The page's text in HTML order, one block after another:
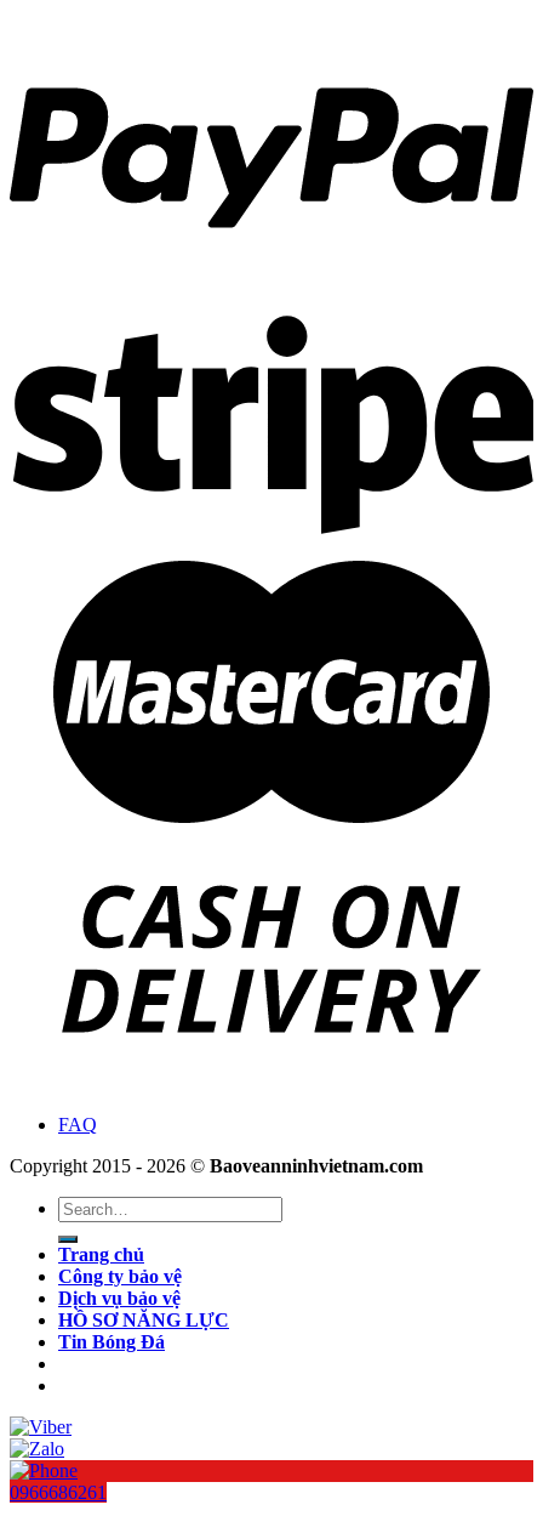
FAQ
Copyright 2015 - 2026 © Baoveanninhvietnam.com
Search
for:
Trang chủ
Công ty bảo vệ
Dịch vụ bảo vệ
HỒ SƠ NĂNG LỰC
Tin Bóng Đá
0966686261